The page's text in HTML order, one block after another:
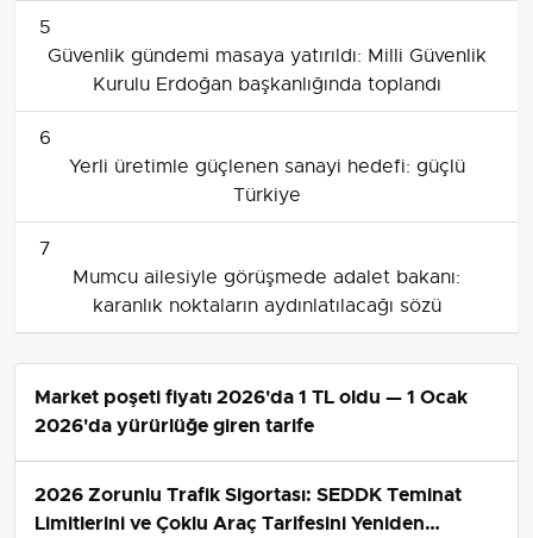
5
Güvenlik gündemi masaya yatırıldı: Milli Güvenlik
Kurulu Erdoğan başkanlığında toplandı
6
Yerli üretimle güçlenen sanayi hedefi: güçlü
Türkiye
7
Mumcu ailesiyle görüşmede adalet bakanı:
karanlık noktaların aydınlatılacağı sözü
Market poşeti fiyatı 2026'da 1 TL oldu — 1 Ocak
2026'da yürürlüğe giren tarife
2026 Zorunlu Trafik Sigortası: SEDDK Teminat
Limitlerini ve Çoklu Araç Tarifesini Yeniden